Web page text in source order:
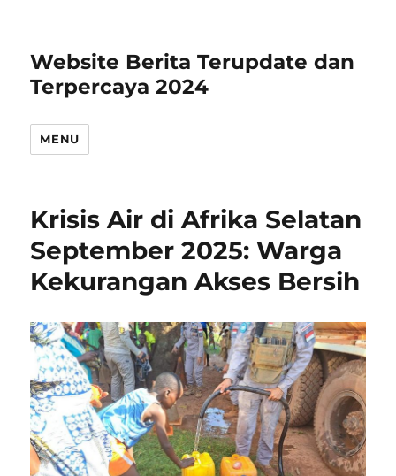
Website Berita Terupdate dan
Terpercaya 2024
MENU
Krisis Air di Afrika Selatan
September 2025: Warga
Kekurangan Akses Bersih